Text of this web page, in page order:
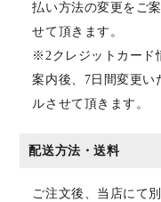
払い方法の変更をご
せて頂きます。
※2クレジットカード
案内後、7日間変更い
ルさせて頂きます。
配送方法・送料
ご注文後、当店にて